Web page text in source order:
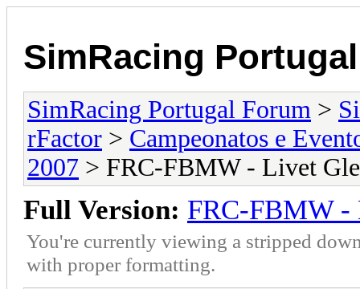
SimRacing
SimRacing Portugal Forum >
rFactor > Campeonatos e
2007 > FRC-FBMW - Livet
Full Version: FRC-FBMW
You're currently viewing a stripped
with proper formatting.